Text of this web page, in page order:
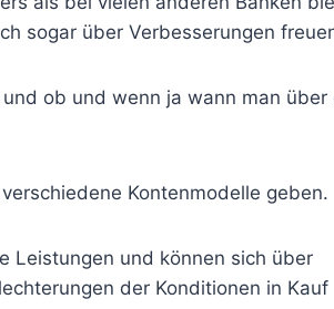
sogar über Verbesserungen
ob und wenn ja wann man über
Kontenmodelle geben.
Leistungen und können sich über
der Konditionen in Kauf